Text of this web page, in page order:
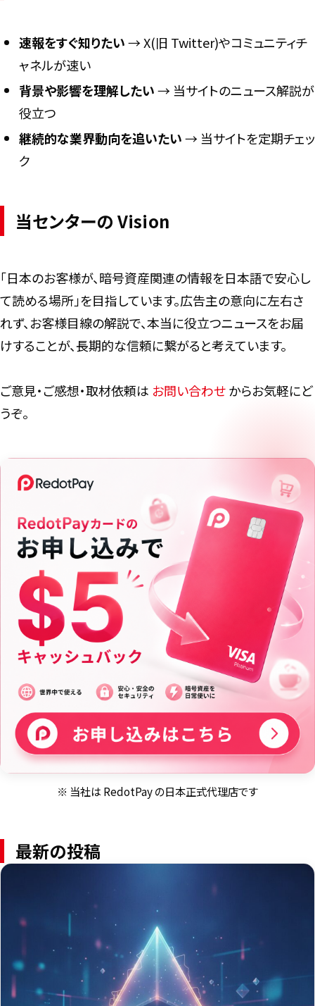
速報をすぐ知りたい→ X(旧 Twitter)やコミュニティチ
ャネルが速い
背景や影響を理解したい→ 当サイトのニュース解説が
役立つ
継続的な業界動向を追いたい→ 当サイトを定期チェッ
ク
当センターの Vision
「日本のお客様が、暗号資産関連の情報を日本語で安心し
て読める場所」を目指しています。広告主の意向に左右さ
れず、お客様目線の解説で、本当に役立つニュースをお届
けすることが、長期的な信頼に繋がると考えています。
ご意見・ご感想・取材依頼は お問い合わせからお気軽にど
うぞ。
※ 当社は RedotPay の日本正式代理店です
最新の投稿